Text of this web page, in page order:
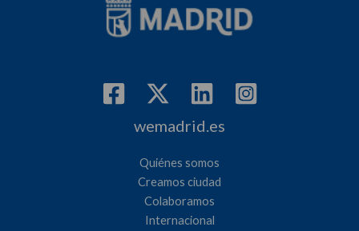
wemadrid.es
Quiénes somos
Creamos ciudad
Colaboramos
Internacional